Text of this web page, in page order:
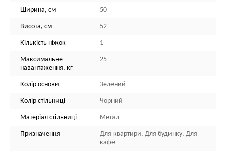
Ширина, см 50
Висота, см 52
Кількість ніжок 1
Максимальне
навантаження, кг
25
Колір основи Зелений
Колір стільниці Чорний
Матеріал стільниці Метал
Призначення
Для квартири, Для будинку, Для
кафе